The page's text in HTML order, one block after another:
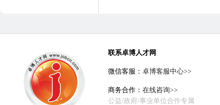
联系卓博人才网
微信客服： 卓博客服中心>>
商务合作： 在线咨询>>
公益/政府/事业单位合作专属